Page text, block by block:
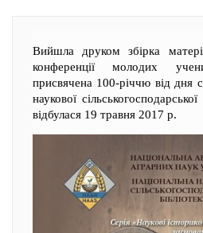
Вийшла друком збірка
конференції молодих
присвячена 100-річчю від дня
наукової
відбулася 19 травня 2017 р.